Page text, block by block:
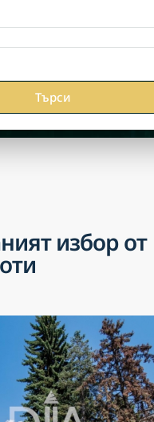
Търси
избор от